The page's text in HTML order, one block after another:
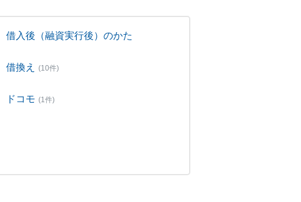
借入後（融資実行後）のかた
借換え (10件)
ドコモ (1件)